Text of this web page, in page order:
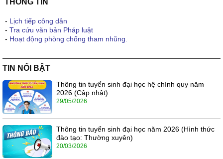
THÔNG TIN
- Lịch tiếp công dân
- Tra cứu văn bản Pháp luật
- Hoạt động phòng chống tham nhũng.
TIN NỔI BẬT
Thông tin tuyển sinh đại học hệ chính quy năm
2026 (Cập nhật)
29/05/2026
Thông tin tuyển sinh đại học năm 2026 (Hình thức
đào tạo: Thường xuyên)
20/03/2026